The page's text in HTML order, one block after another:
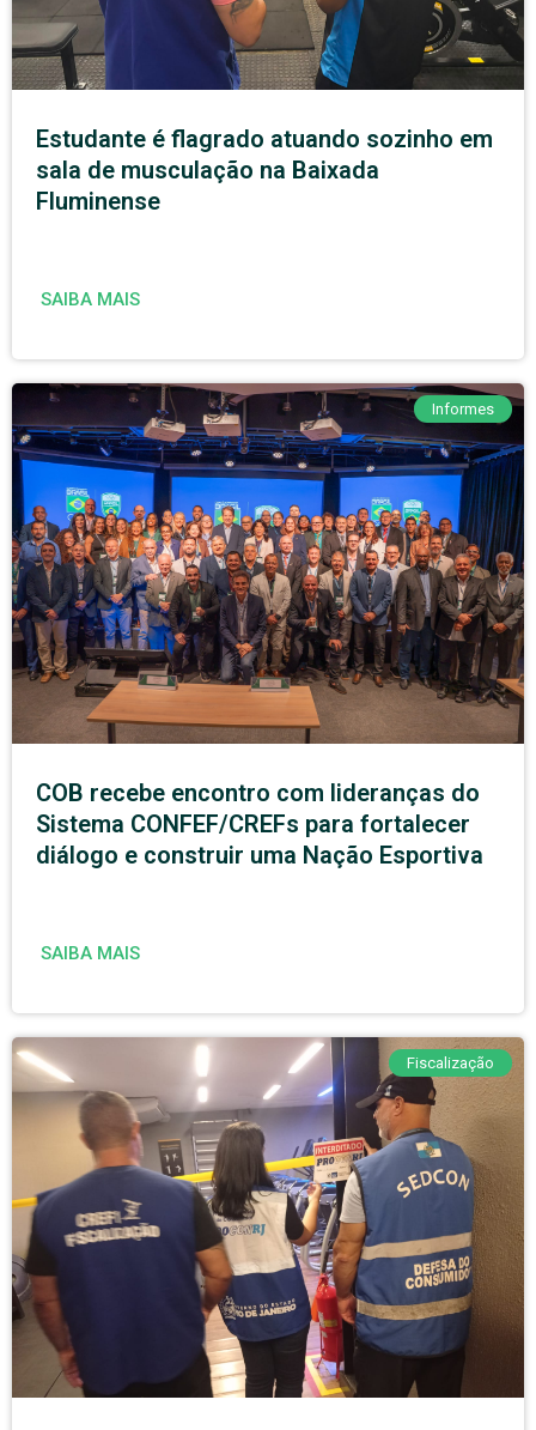
Estudante é flagrado atuando sozinho em
sala de musculação na Baixada
Fluminense
SAIBA MAIS
Informes
COB recebe encontro com lideranças do
Sistema CONFEF/CREFs para fortalecer
diálogo e construir uma Nação Esportiva
SAIBA MAIS
Fiscalização